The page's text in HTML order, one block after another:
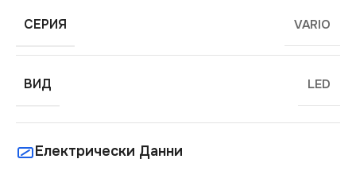
СЕРИЯ VARIO
ВИД LED
Електрически Данни